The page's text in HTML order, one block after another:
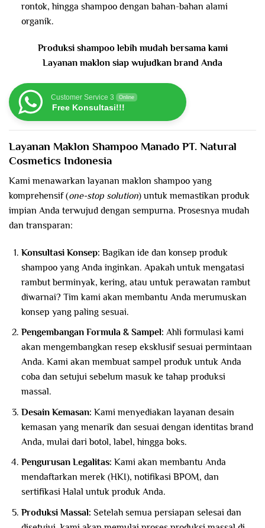
rontok, hingga shampoo dengan bahan-bahan alami
organik.
Produksi shampoo lebih mudah bersama kami
Layanan maklon siap wujudkan brand Anda
Customer Service 3 Online
Free Konsultasi!!!
Layanan Maklon Shampoo Manado PT. Natural
Cosmetics Indonesia
Kami menawarkan layanan maklon shampoo yang
komprehensif (one-stop solution) untuk memastikan produk
impian Anda terwujud dengan sempurna. Prosesnya mudah
dan transparan:
Konsultasi Konsep: Bagikan ide dan konsep produk
shampoo yang Anda inginkan. Apakah untuk mengatasi
rambut berminyak, kering, atau untuk perawatan rambut
diwarnai? Tim kami akan membantu Anda merumuskan
konsep yang paling sesuai.
Pengembangan Formula & Sampel: Ahli formulasi kami
akan mengembangkan resep eksklusif sesuai permintaan
Anda. Kami akan membuat sampel produk untuk Anda
coba dan setujui sebelum masuk ke tahap produksi
massal.
Desain Kemasan: Kami menyediakan layanan desain
kemasan yang menarik dan sesuai dengan identitas brand
Anda, mulai dari botol, label, hingga boks.
Pengurusan Legalitas: Kami akan membantu Anda
mendaftarkan merek (HKI), notifikasi BPOM, dan
sertifikasi Halal untuk produk Anda.
Produksi Massal: Setelah semua persiapan selesai dan